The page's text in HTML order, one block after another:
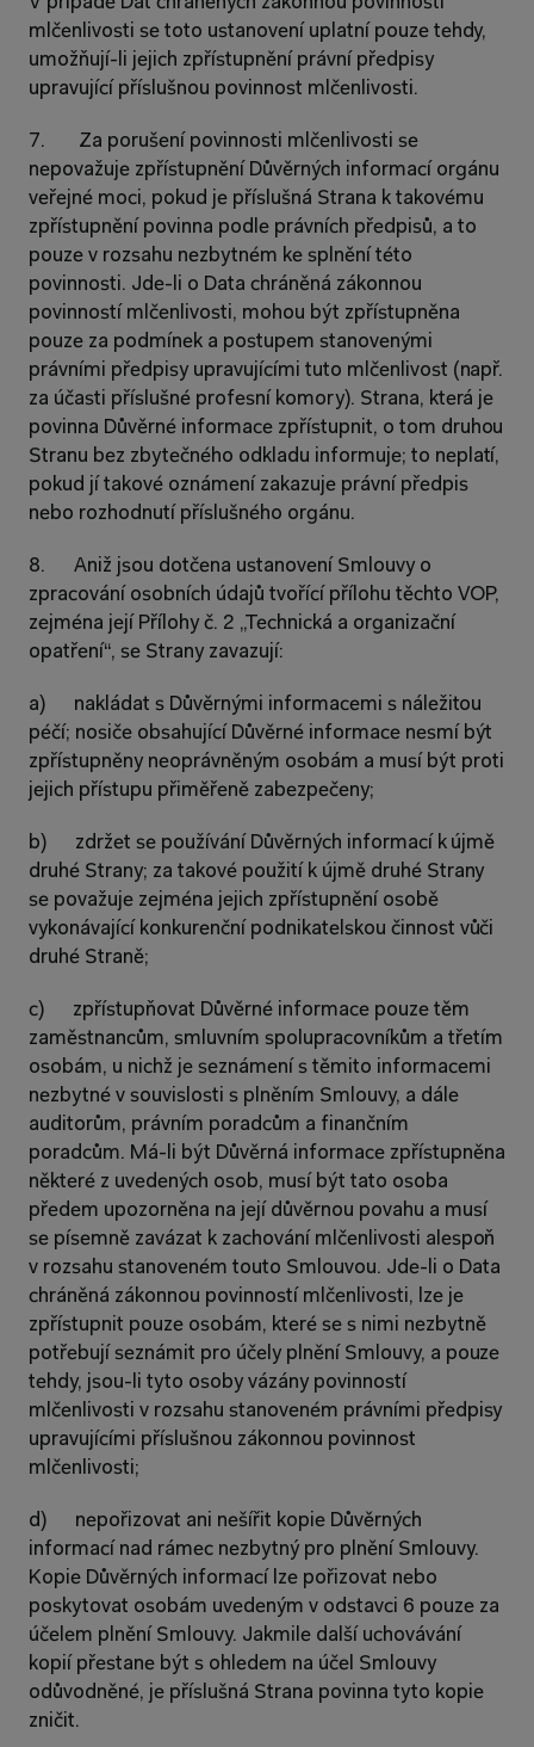
mlčenlivosti se toto ustanovení uplatní pouze tehdy,
umožňují-li jejich zpřístupnění právní předpisy
upravující příslušnou povinnost mlčenlivosti.
7.       Za porušení povinnosti mlčenlivosti se
nepovažuje zpřístupnění Důvěrných informací orgánu
veřejné moci, pokud je příslušná Strana k takovému
zpřístupnění povinna podle právních předpisů, a to
pouze v rozsahu nezbytném ke splnění této
povinnosti. Jde-li o Data chráněná zákonnou
povinností mlčenlivosti, mohou být zpřístupněna
pouze za podmínek a postupem stanovenými
právními předpisy upravujícími tuto mlčenlivost (např.
za účasti příslušné profesní komory). Strana, která je
povinna Důvěrné informace zpřístupnit, o tom druhou
Stranu bez zbytečného odkladu informuje; to neplatí,
pokud jí takové oznámení zakazuje právní předpis
nebo rozhodnutí příslušného orgánu.
8.      Aniž jsou dotčena ustanovení Smlouvy o
zpracování osobních údajů tvořící přílohu těchto VOP,
zejména její Přílohy č. 2 „Technická a organizační
opatření“, se Strany zavazují:
a)      nakládat s Důvěrnými informacemi s náležitou
péčí; nosiče obsahující Důvěrné informace nesmí být
zpřístupněny neoprávněným osobám a musí být proti
jejich přístupu přiměřeně zabezpečeny;
b)      zdržet se používání Důvěrných informací k újmě
druhé Strany; za takové použití k újmě druhé Strany
se považuje zejména jejich zpřístupnění osobě
vykonávající konkurenční podnikatelskou činnost vůči
druhé Straně;
c)      zpřístupňovat Důvěrné informace pouze těm
zaměstnancům, smluvním spolupracovníkům a třetím
osobám, u nichž je seznámení s těmito informacemi
nezbytné v souvislosti s plněním Smlouvy, a dále
auditorům, právním poradcům a finančním
poradcům. Má-li být Důvěrná informace zpřístupněna
některé z uvedených osob, musí být tato osoba
předem upozorněna na její důvěrnou povahu a musí
se písemně zavázat k zachování mlčenlivosti alespoň
v rozsahu stanoveném touto Smlouvou. Jde-li o Data
chráněná zákonnou povinností mlčenlivosti, lze je
zpřístupnit pouze osobám, které se s nimi nezbytně
potřebují seznámit pro účely plnění Smlouvy, a pouze
tehdy, jsou-li tyto osoby vázány povinností
mlčenlivosti v rozsahu stanoveném právními předpisy
upravujícími příslušnou zákonnou povinnost
mlčenlivosti;
d)      nepořizovat ani nešířit kopie Důvěrných
informací nad rámec nezbytný pro plnění Smlouvy.
Kopie Důvěrných informací lze pořizovat nebo
poskytovat osobám uvedeným v odstavci 6 pouze za
účelem plnění Smlouvy. Jakmile další uchovávání
kopií přestane být s ohledem na účel Smlouvy
odůvodněné, je příslušná Strana povinna tyto kopie
zničit.